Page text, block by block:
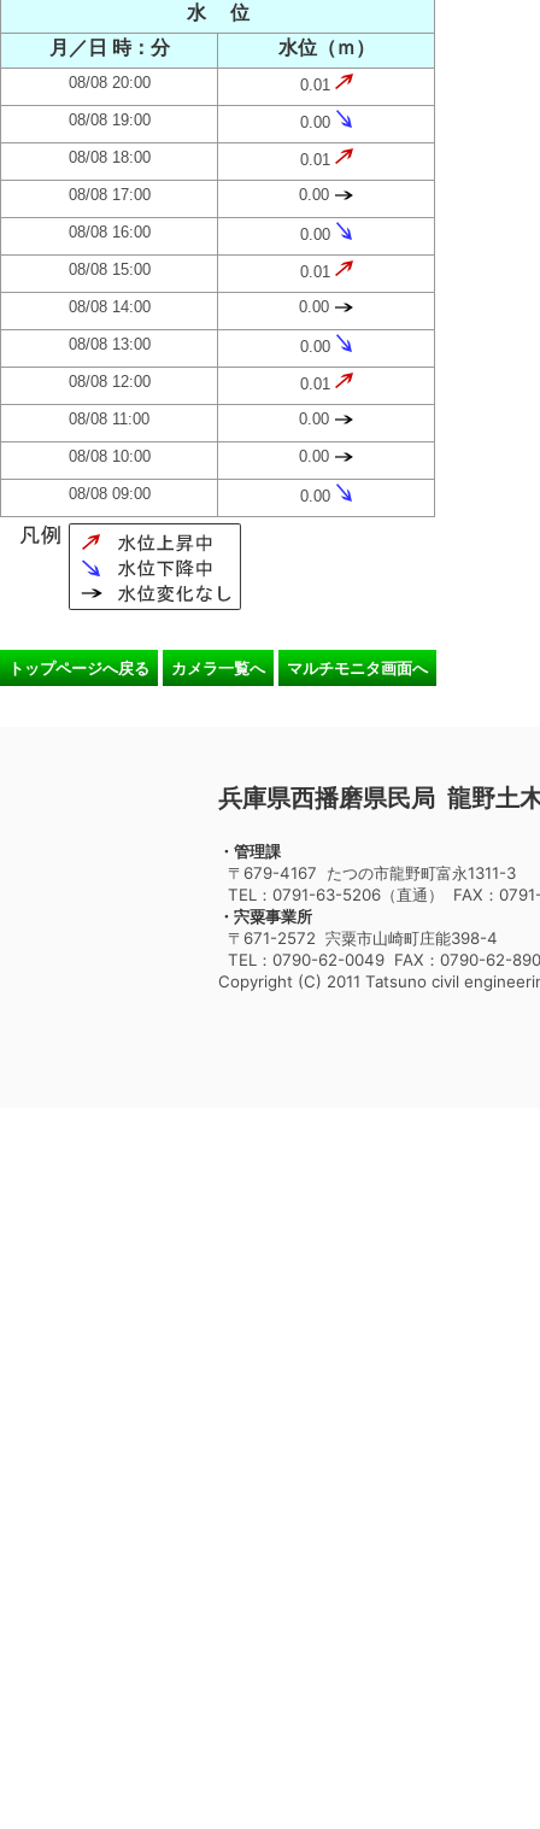
水 位
月／日 時：分
水位（ｍ）
08/08 20:00
0.01
08/08 19:00
0.00
08/08 18:00
0.01
08/08 17:00
0.00
08/08 16:00
0.00
08/08 15:00
0.01
08/08 14:00
0.00
08/08 13:00
0.00
08/08 12:00
0.01
08/08 11:00
0.00
08/08 10:00 0.00
08/08 09:00 0.00
トップページへ戻る カメラ一覧へ マルチモニタ画面へ
兵庫県西播磨県民局 龍野土
・管理課
〒679-4167 たつの市龍野町富永1311-3
TEL：0791-63-5206（直通） FAX：
・宍粟事業所
〒671-2572 宍粟市山崎町庄能398-4
TEL：0790-62-0049 FAX：0790-62-
Copyright (C) 2011 Tatsuno civil